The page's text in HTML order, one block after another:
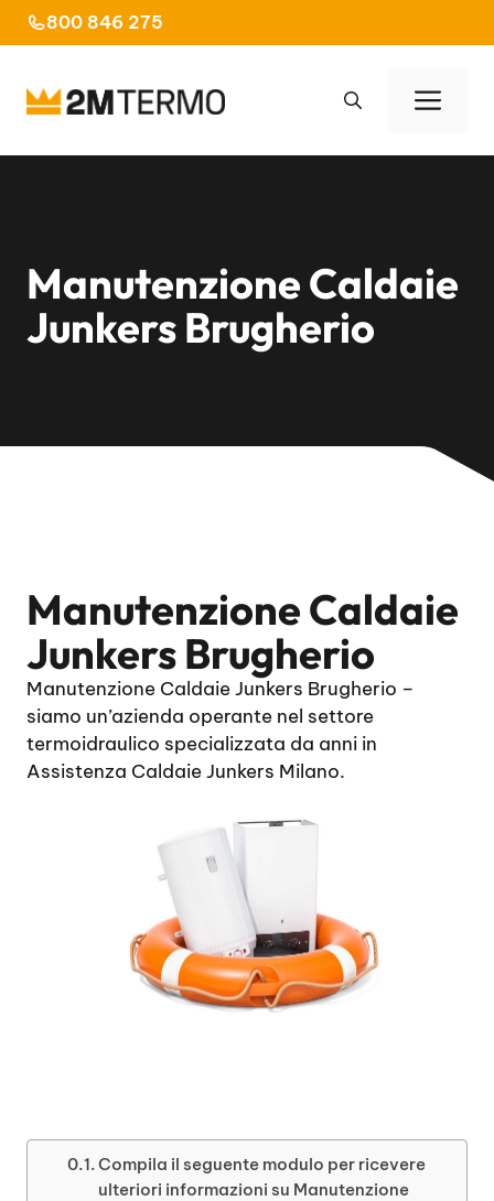
al
800 846 275
Manutenzione Caldaie
Junkers Brugherio
Manutenzione Caldaie
Junkers Brugherio
Manutenzione Caldaie Junkers Brugherio –
siamo un’azienda operante nel settore
termoidraulico specializzata da anni in
Assistenza Caldaie Junkers Milano.
Compila il seguente modulo per ricevere
ulteriori informazioni su Manutenzione